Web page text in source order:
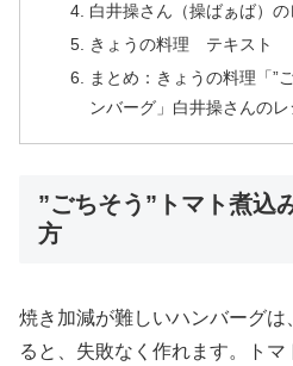
白井操さん（操ばぁば）
きょうの料理 テキスト
まとめ：きょうの料理「”
ンバーグ」白井操さんのレ
”ごちそう”トマト煮込
方
焼き加減が難しいハンバーグ
ると、失敗なく作れます。ト